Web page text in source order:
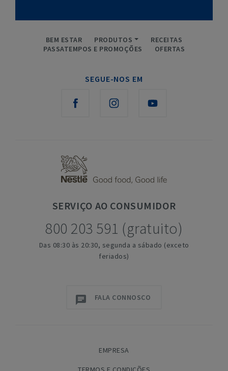
BEM ESTAR PRODUTOS
RECEITAS
PASSATEMPOS E PROMOÇÕES
OFERTAS
SEGUE-NOS EM
SERVIÇO AO CONSUMIDOR
800 203 591 (gratuito)
Das 08:30 às 20:30, segunda a sábado (exceto
feriados)
FALA CONNOSCO
EMPRESA